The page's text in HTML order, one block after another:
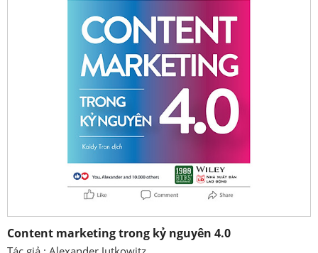
Content marketing trong kỷ nguyên 4.0